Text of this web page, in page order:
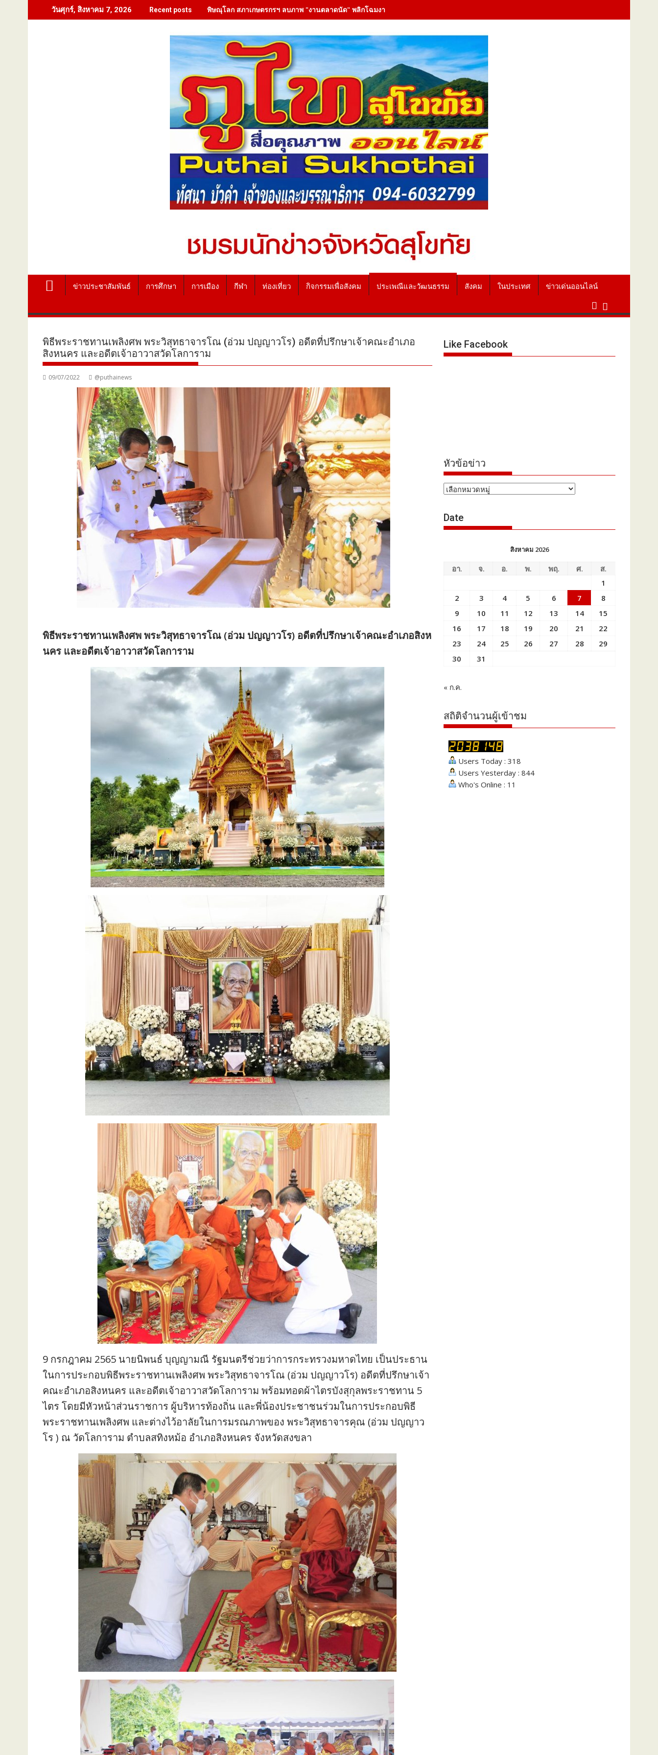
to
วันศุกร์, สิงหาคม 7, 2026 Recent posts พิษณุโลก สภาเกษตรกรฯ ลบภาพ "งานตลาดนัด" พลิกโฉมงาน "เกษตรรุ่งเรืองเมืองสองแคว 69" มุ่งประโยชน์เกษตรกร ดึงนวัตกรรม-จับคู่ธุรกิจดันสินค้าเ
ข่าวประชาสัมพันธ์ การศึกษา การเมือง กีฬา ท่องเที่ยว กิจกรรมเพื่อสังคม ประเพณีและวัฒนธรรม สังคม ในประเทศ ข่าวเด่นออนไลน์
พิธีพระราชทานเพลิงศพ พระวิสุทธาจารโณ (อ่วม ปญญาวโร) อดีตที่ปรึกษาเจ้าคณะอำเภอ
สิงหนคร และอดีตเจ้าอาวาสวัดโลการาม
09/07/2022 @puthainews
พิธีพระราชทานเพลิงศพ พระวิสุทธาจารโณ (อ่วม ปญญาวโร) อดีตที่ปรึกษาเจ้าคณะอำเภอสิงห
นคร และอดีตเจ้าอาวาสวัดโลการาม
9 กรกฎาคม 2565 นายนิพนธ์ บุญญามณี รัฐมนตรีช่วยว่าการกระทรวงมหาดไทย เป็นประธาน
ในการประกอบพิธีพระราชทานเพลิงศพ พระวิสุทธาจารโณ (อ่วม ปญญาวโร) อดีตที่ปรึกษาเจ้า
คณะอำเภอสิงหนคร และอดีตเจ้าอาวาสวัดโลการาม พร้อมทอดผ้าไตรบังสุกุลพระราชทาน 5
ไตร โดยมีหัวหน้าส่วนราชการ ผู้บริหารท้องถิ่น และพี่น้องประชาชนร่วมในการประกอบพิธี
พระราชทานเพลิงศพ และต่างไว้อาลัยในการมรณภาพของ พระวิสุทธาจารคุณ (อ่วม ปญญาว
โร ) ณ วัดโลการาม ตำบลสทิงหม้อ อำเภอสิงหนคร จังหวัดสงขลา
Like Facebook
หัวข้อข่าว
หัวข้อ
Date
สิงหาคม 2026
อา. จ. อ. พ. พฤ. ศ.
ส.
1
2
3 4 5 6 7
8
9
10 11 12 13 14
15
16
17 18 19 20 21
22
23
24 25 26 27 28
29
30
31
« ก.ค.
สถิติจำนวนผู้เข้าชม
Users Today : 318
Users Yesterday : 844
Who's Online : 11